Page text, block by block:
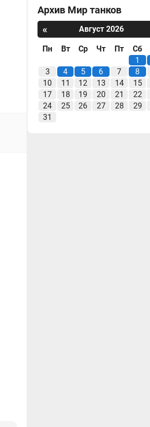
Архив Мир танков
«
Август 2026
Пн Вт Ср Чт Пт
Сб
1
3
4 5 6 7
8
10
11 12 13 14
15
17
18 19 20 21
22
24
25 26 27 28
29
31